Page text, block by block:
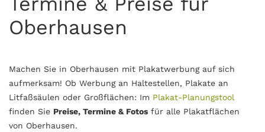
Oberhausen
Machen Sie in Oberhausen mit Plakatwerbung auf sich
aufmerksam! Ob Werbung an Haltestellen, Plakate an
Litfaßsäulen oder Großflächen: Im Plakat-Planungstool
finden Sie Preise, Termine & Fotos für alle Plakatflächen
von Oberhausen.